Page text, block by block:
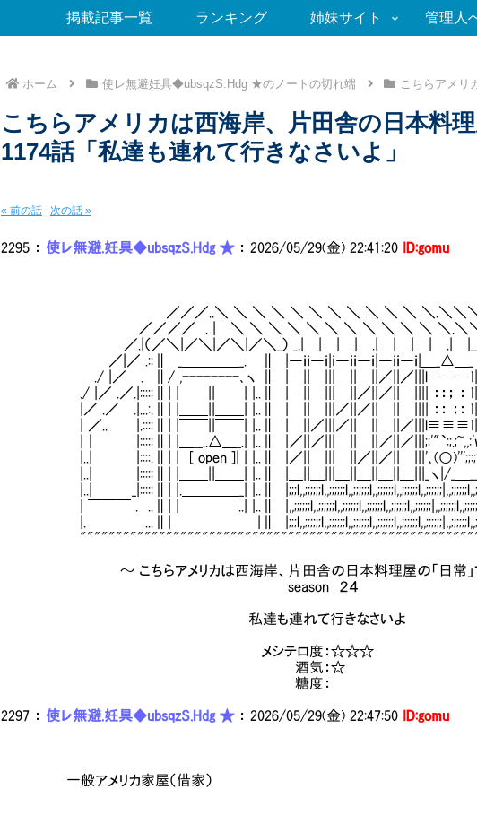
掲載記事一覧 ランキング 姉妹サイト 管理人
ホーム 使レ無避妊具◆ubsqzS.Hdg ★のノートの切れ端 こちらアメリ
こちらアメリカは西海岸、片田舎の日本料
1174話「私達も連れて行きなさいよ」
« 前の話 次の話 »
2295 ： 使レ無避.妊具◆ubsqzS.Hdg ★： 2026/05/29(金) 22:41:20 ID:gomu
／／／..＼ ＼ ＼ ＼ ＼ ＼ ＼ ＼ ＼ ＼ ＼ ＼.＼＼
／／／／ . | ＼ ＼ ＼ ＼ ＼ ＼ ＼ ＼ ＼ ＼ ＼ ＼.＼
／.|（／＼|／＼|／＼|／＼_） _.|＿|＿|＿|＿.|＿|＿|＿|＿.|＿
／|／ .::∥ _＿＿＿＿_. ∥ |―ｉｉ―ｉ|ｉ―ｉｉ―ｉ|―ｉｉ―ｉ|＿_△＿_
./ |／ . ∥/ ,--------､ヽ ∥ | || ||| || ||／||／|||l―――ｌ| ||
./ |／ .／.|:::::∥| | || | |..∥ | || ||| ||／||／|| |||| ：：； ： ｌ| ||
|／ .／ .|...:.∥| |＿＿||＿＿| |..∥ | || |||／||／|| || |||| ：： ；： ｌ|
| ／.. |.::::∥| |￣￣||￣￣| |..∥ | ||／|||／|| || ||／|||l≡≡≡ｌ
|｜ |:::::∥| |＿__..△＿_.| |..∥ |／||／||| || ||／||／
|..| |::::.∥| | [ open ]| | |..∥ |／|| ||| ||／||／|| |||'､
|..| |:::::∥| |＿＿||＿＿| |..∥ |＿||＿|||＿||＿||＿||＿|||_ヽ|/_＿
|..| _|:::::∥| |.＿＿＿＿_| |..∥
| ￣￣￣ . ..∥| | ..| |..∥
|. ...∥|￣￣￣￣￣￣|∥
～ こちらアメリカは西海岸、片田舎の日本料理屋の「日常」
season ２４
私達も連れて行きなさいよ
メシテロ度：☆☆☆
酒気：☆
糖度：
2297 ： 使レ無避.妊具◆ubsqzS.Hdg ★： 2026/05/29(金) 22:47:50 ID:gomu
一般アメリカ家屋（借家）